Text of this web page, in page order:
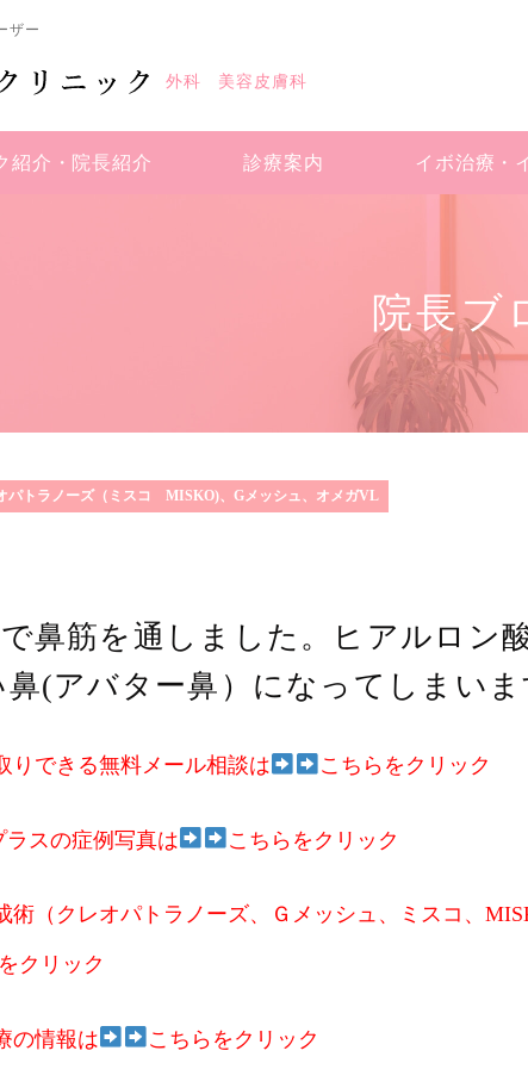
ザー
外科 美容皮膚科
紹介・ 院長紹介 診療案内 イボ治療・
院長ブ
パトラノーズ（ミスコ MISKO)、Gメッシュ、オメガVL
鼻筋を通しました。ヒアルロン
(アバター鼻）になってしまいま
りできる無料メール相談は こちらをクリック
ラスの症例写真は こちらをクリック
術（クレオパトラノーズ、Ｇメッシュ、ミスコ、
クリック
の情報は こちらをクリック